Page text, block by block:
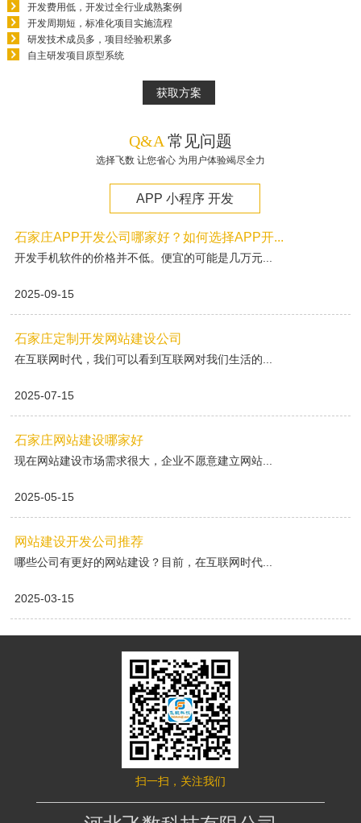
开发费用低，开发过全行业成熟案例
开发周期短，标准化项目实施流程
研发技术成员多，项目经验积累多
自主研发项目原型系统
获取方案
Q&A 常见问题
选择飞数 让您省心 为用户体验竭尽全力
APP 小程序 开发
石家庄APP开发公司哪家好？如何选择APP开...
开发手机软件的价格并不低。便宜的可能是几万元...
2025-09-15
石家庄定制开发网站建设公司
在互联网时代，我们可以看到互联网对我们生活的...
2025-07-15
石家庄网站建设哪家好
现在网站建设市场需求很大，企业不愿意建立网站...
2025-05-15
网站建设开发公司推荐
哪些公司有更好的网站建设？目前，在互联网时代...
2025-03-15
扫一扫，关注我们